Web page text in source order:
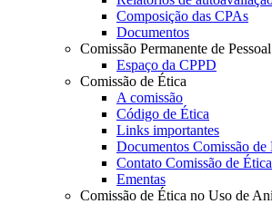
Composição das CPAs
Documentos
Comissão Permanente de
Espaço da CPPD
Comissão de Ética
A comissão
Código de Ética
Links importantes
Documentos Comissão de
Contato Comissão de Ética
Ementas
Comissão de Ética no Uso de